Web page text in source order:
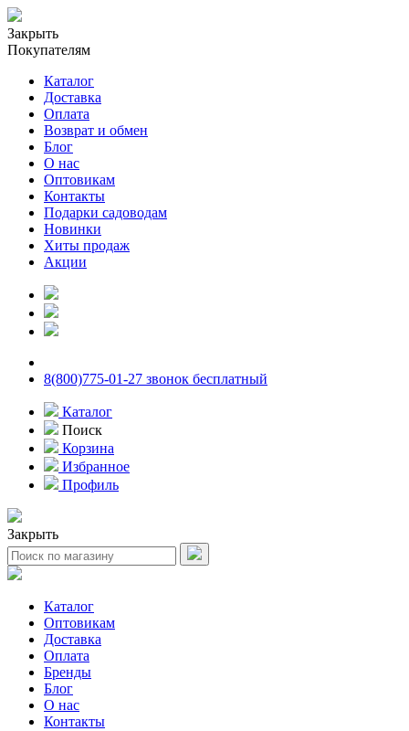
Закрыть
Покупателям
Каталог
Доставка
Оплата
Возврат и обмен
Блог
О нас
Оптовикам
Контакты
Подарки садоводам
Новинки
Хиты продаж
Акции
8(800)775-01-27 звонок бесплатный
Каталог
Поиск
Корзина
Избранное
Профиль
Закрыть
Каталог
Оптовикам
Доставка
Оплата
Бренды
Блог
О нас
Контакты